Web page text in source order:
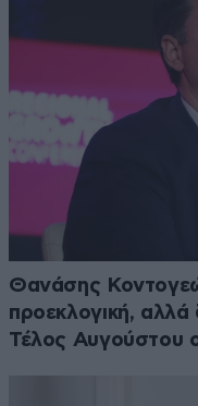
Θανάσης
προεκλογική, αλλά
Τέλος Αυγούστου